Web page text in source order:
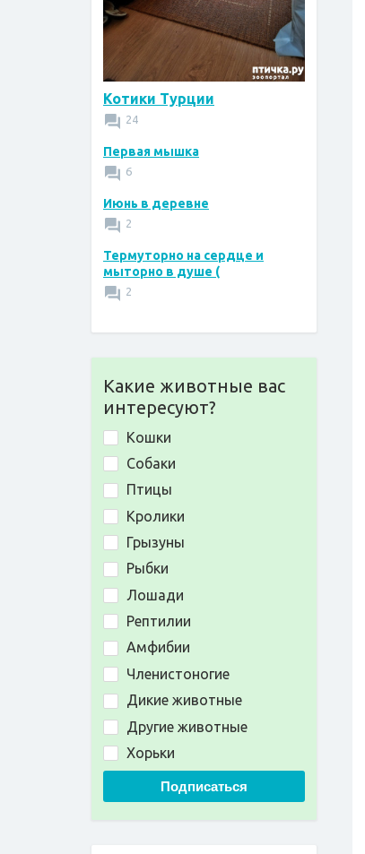
Котики Турции
24
Первая мышка
6
Июнь в деревне
2
Термуторно на сердце и
мыторно в душе (
2
Какие животные вас
интересуют?
Кошки
Собаки
Птицы
Кролики
Грызуны
Рыбки
Лошади
Рептилии
Амфибии
Членистоногие
Дикие животные
Другие животные
Хорьки
Подписаться